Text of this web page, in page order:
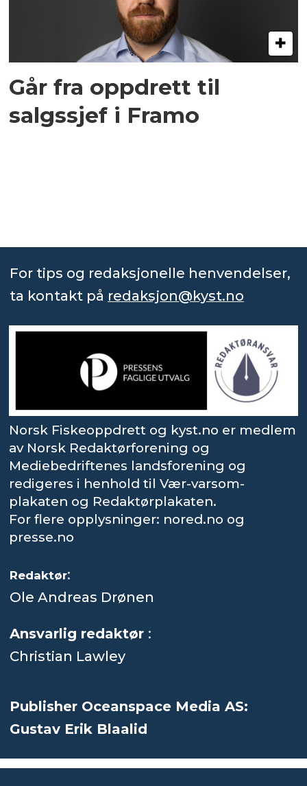
Går fra oppdrett til
salgssjef i Framo
For tips og redaksjonelle henvendelser,
ta kontakt på redaksjon@kyst.no
Norsk Fiskeoppdrett og kyst.no er medlem
av Norsk Redaktørforening og
Mediebedriftenes landsforening og
redigeres i henhold til Vær-varsom-
plakaten og Redaktørplakaten.
For flere opplysninger: nored.no og
presse.no
Redaktør:
Ole Andreas Drønen
Ansvarlig redaktør :
Christian Lawley
Publisher Oceanspace Media AS:
Gustav Erik Blaalid